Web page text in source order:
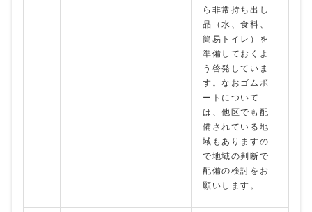
ら非常持ち出し
品（水、食料、
簡易トイレ）を
準備しておくよ
う啓発していま
す。なおゴムボ
ートについて
は、他区でも配
備されている地
域もありますの
で地域の判断で
配備の検討をお
願いします。